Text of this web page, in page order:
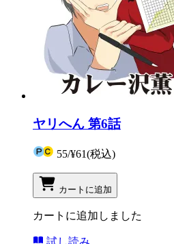
ヤリへん 第6話
55/¥61(税込)
カートに追加
カートに追加しました